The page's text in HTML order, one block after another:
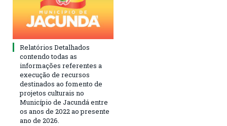
Relatórios Detalhados
contendo todas as
informações referentes a
execução de recursos
destinados ao fomento de
projetos culturais no
Município de Jacundá entre
os anos de 2022 ao presente
ano de 2026.